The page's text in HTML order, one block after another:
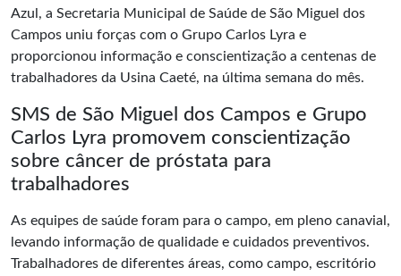
Azul , a Secretaria Municipal de Saúde de São Miguel dos
Campos uniu forças com o Grupo Carlos Lyra e
proporcionou informação e conscientização a centenas de
trabalhadores da Usina Caeté, na última semana do mês.
SMS de São Miguel dos Campos e Grupo
Carlos Lyra promovem conscientização
sobre câncer de próstata para
trabalhadores
As equipes de saúde foram para o campo, em pleno canavial,
levando informação de qualidade e cuidados preventivos.
Trabalhadores de diferentes áreas, como campo, escritório